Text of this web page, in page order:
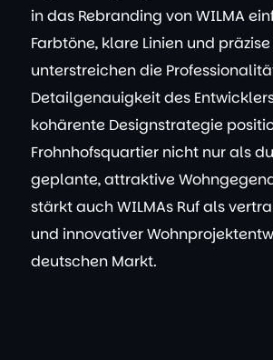
in das Rebranding von WILMA
Farbtöne, klare Linien und
unterstreichen die
Detailgenauigkeit des
kohärente Designstrategie
Frohnhofsquartier nicht nur als
geplante, attraktive
stärkt auch WILMAs Ruf als
und innovativer
deutschen Markt.